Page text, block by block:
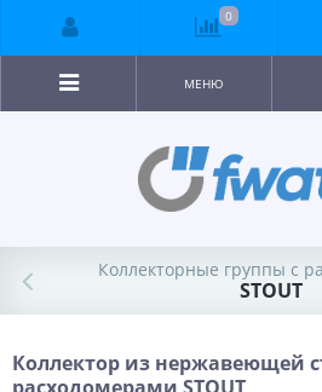
МЕНЮ
Коллекторные группы с
STOUT
Коллектор из нержавеющей
0